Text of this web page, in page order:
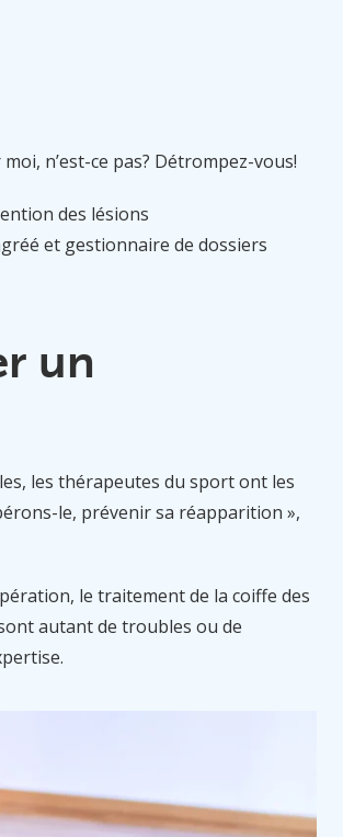
n’est-ce pas? Détrompez-vous!
des lésions
et gestionnaire de dossiers
un
les thérapeutes du sport ont les
le, prévenir sa réapparition »,
le traitement de la coiffe des
autant de troubles ou de